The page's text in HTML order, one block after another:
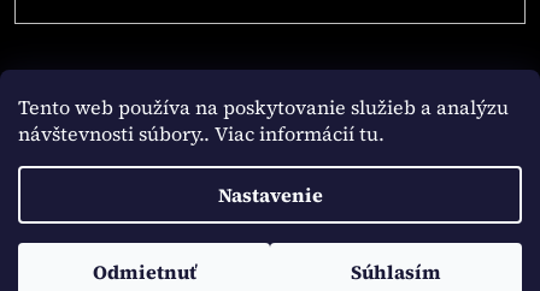
Tento web používa na poskytovanie služieb a analýzu
návštevnosti súbory.. Viac informácií tu.
Nastavenie
Odmietnuť Súhlasím
Copyright 2026NAJLEPSIE.COFFEE. Všetky práva vyhradené.
Upraviť nastavenie cookies